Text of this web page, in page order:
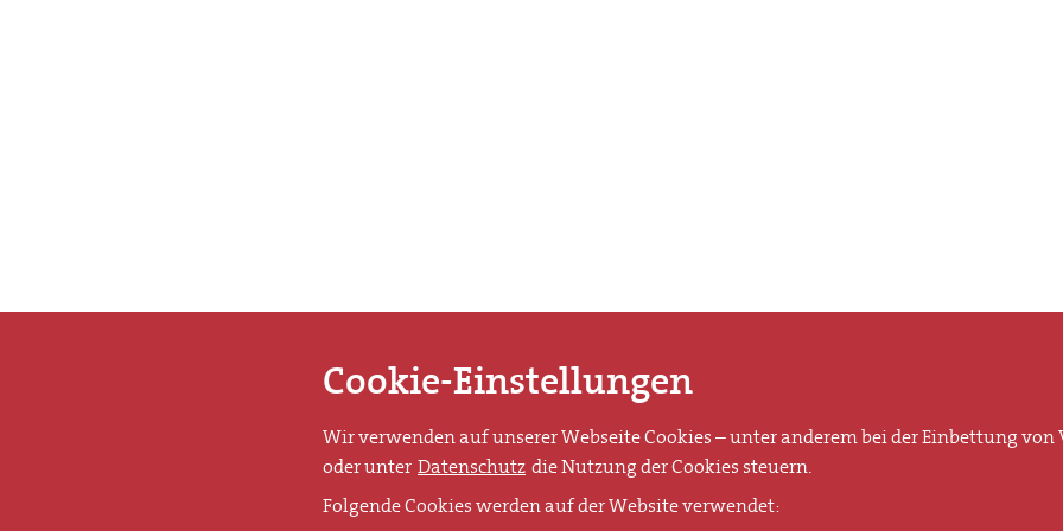
Cookie-Einstellungen
Wir verwenden auf unserer Webseite Cookies – unter anderem bei der Einbettung von
oder unter Datenschutz die Nutzung der Cookies steuern.
Folgende Cookies werden auf der Website verwendet: